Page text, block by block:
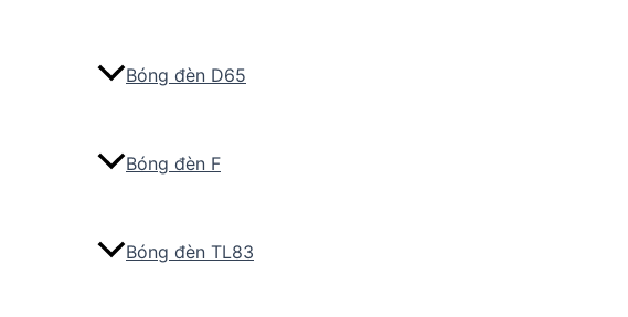
Bóng đèn D65
Bóng đèn F
Bóng đèn TL83